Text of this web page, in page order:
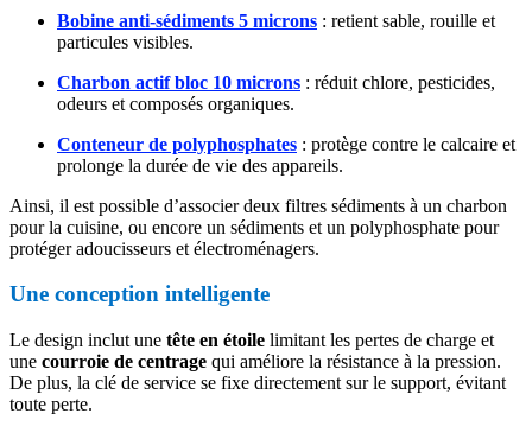
Bobine anti-sédiments 5 microns : retient sable, rouille et
particules visibles.
Charbon actif bloc 10 microns : réduit chlore, pesticides,
odeurs et composés organiques.
Conteneur de polyphosphates : protège contre le calcaire et
prolonge la durée de vie des appareils.
Ainsi, il est possible d’associer deux filtres sédiments à un charbon
pour la cuisine, ou encore un sédiments et un polyphosphate pour
protéger adoucisseurs et électroménagers.
Une conception intelligente
Le design inclut une tête en étoile limitant les pertes de charge et
une courroie de centrage qui améliore la résistance à la pression.
De plus, la clé de service se fixe directement sur le support, évitant
toute perte.